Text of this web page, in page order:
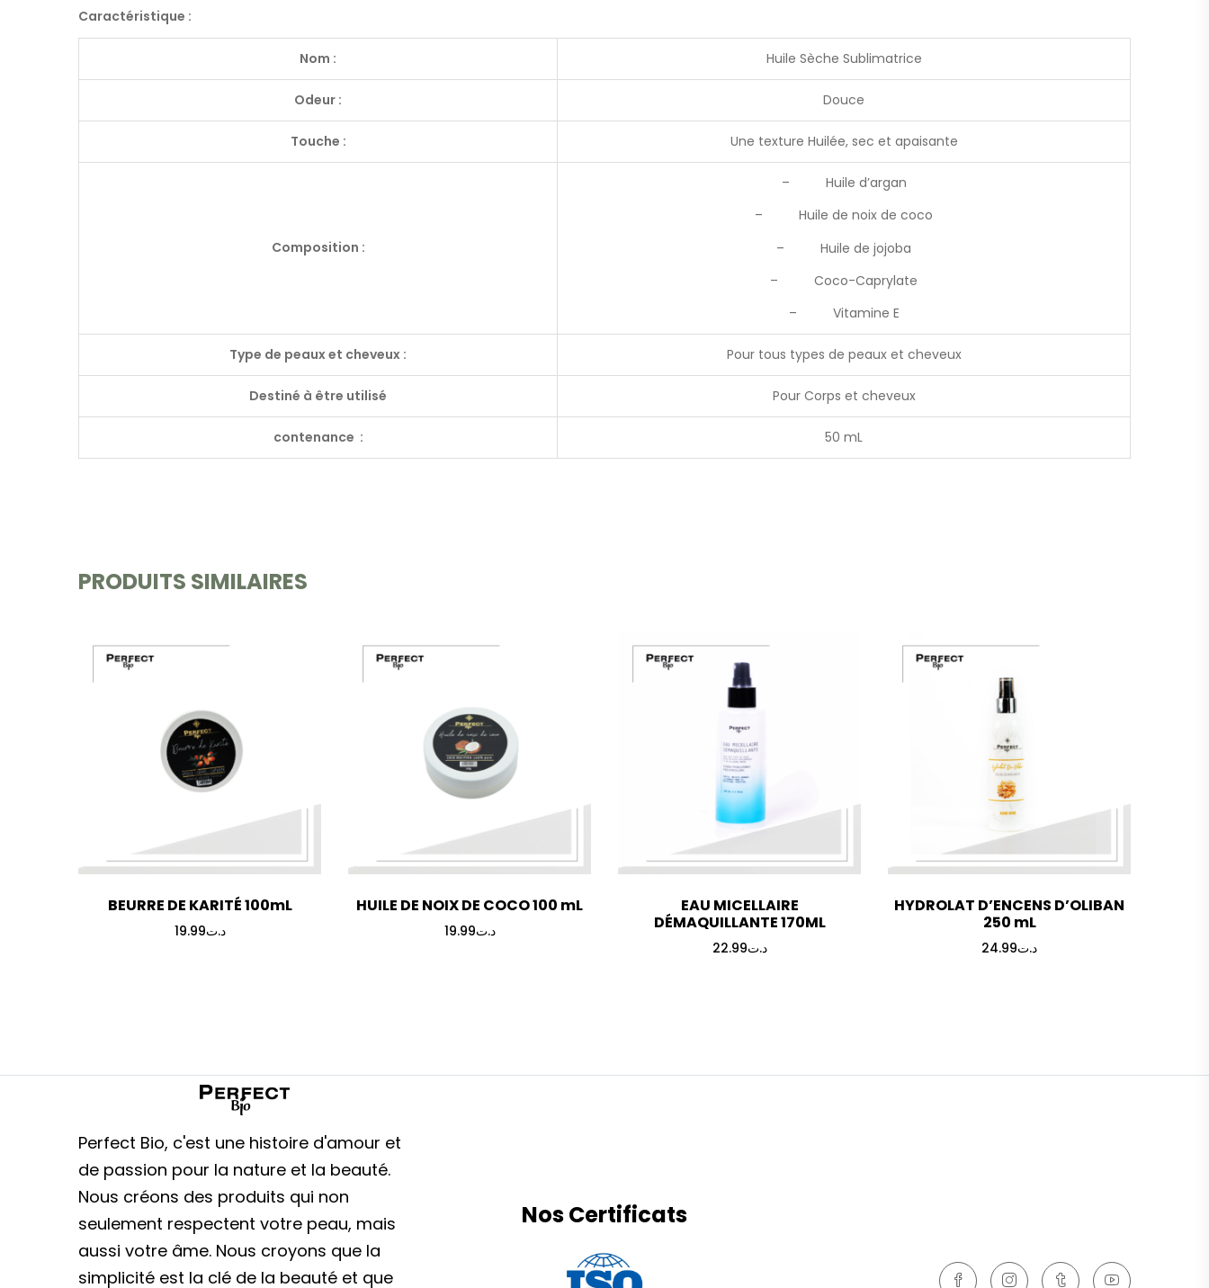
Caractéristique :
Nom : Huile Sèche Sublimatrice
Odeur : Douce
Touche : Une texture Huilée, sec et apaisante
Composition :
– Huile d’argan
– Huile de noix de coco
– Huile de jojoba
– Coco-Caprylate
– Vitamine E
Type de peaux et cheveux : Pour tous types de peaux et cheveux
Destiné à être utilisé Pour Corps et cheveux
contenance : 50 mL
PRODUITS SIMILAIRES
BEURRE DE KARITÉ 100mL
د.ت19.99
HUILE DE NOIX DE COCO 100 mL
د.ت19.99
EAU MICELLAIRE
DÉMAQUILLANTE 170ML
د.ت22.99
HYDROLAT D’ENCENS D’OLIBAN
250 mL
د.ت24.99
Perfect Bio, c'est une histoire d'amour et
de passion pour la nature et la beauté.
Nous créons des produits qui non
seulement respectent votre peau, mais
aussi votre âme. Nous croyons que la
simplicité est la clé de la beauté et que
Nos Certificats